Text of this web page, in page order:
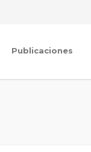
Publicaciones